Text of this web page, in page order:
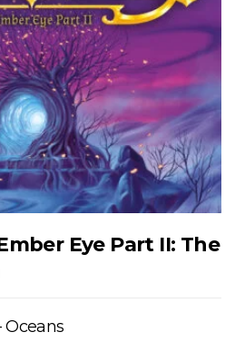
Eye Part II: The
Oceans